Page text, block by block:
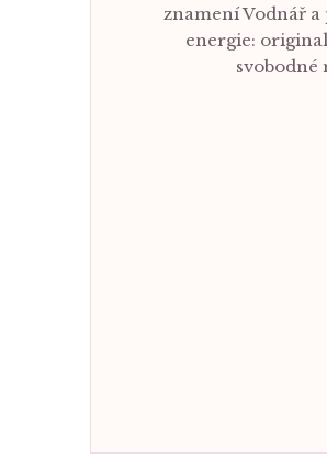
znamení Vodnář
energie:
svobodné